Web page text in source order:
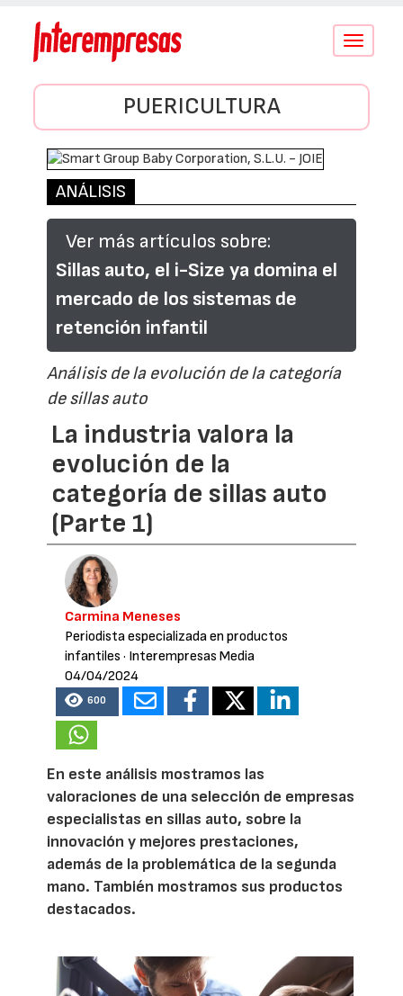
Conmutar
PUERICULTURA
ANÁLISIS
Ver más artículos sobre:
Sillas auto, el i-Size ya domina el
mercado de los sistemas de
retención infantil
Análisis de la evolución de la categoría
de sillas auto
La industria valora la
evolución de la
categoría de sillas auto
(Parte 1)
Carmina Meneses
Periodista especializada en productos
infantiles · Interempresas Media
04/04/2024
600
En este análisis mostramos las
valoraciones de una selección de empresas
especialistas en sillas auto, sobre la
innovación y mejores prestaciones,
además de la problemática de la segunda
mano. También mostramos sus productos
destacados.